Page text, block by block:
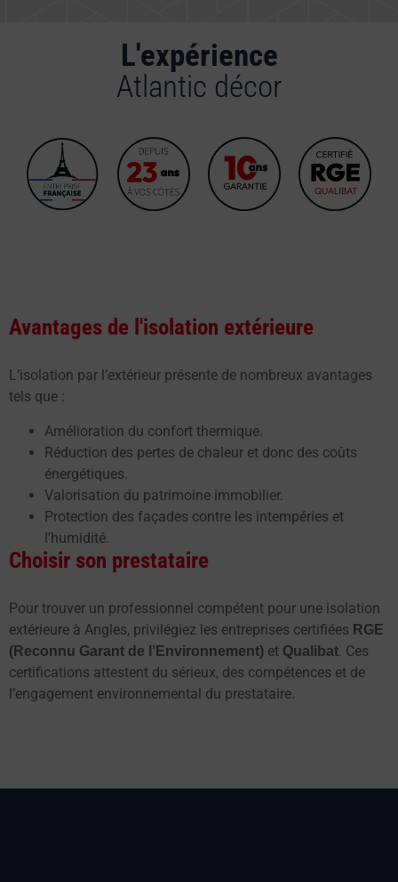
L'expérience
Atlantic décor
Avantages de l'isolation extérieure
L’isolation par l’extérieur présente de nombreux avantages
tels que :
Amélioration du confort thermique.
Réduction des pertes de chaleur et donc des coûts
énergétiques.
Valorisation du patrimoine immobilier.
Protection des façades contre les intempéries et
l’humidité.
Choisir son prestataire
Pour trouver un professionnel compétent pour une isolation
extérieure à Angles, privilégiez les entreprises certifiées RGE
(Reconnu Garant de l’Environnement) et Qualibat . Ces
certifications attestent du sérieux, des compétences et de
l’engagement environnemental du prestataire.